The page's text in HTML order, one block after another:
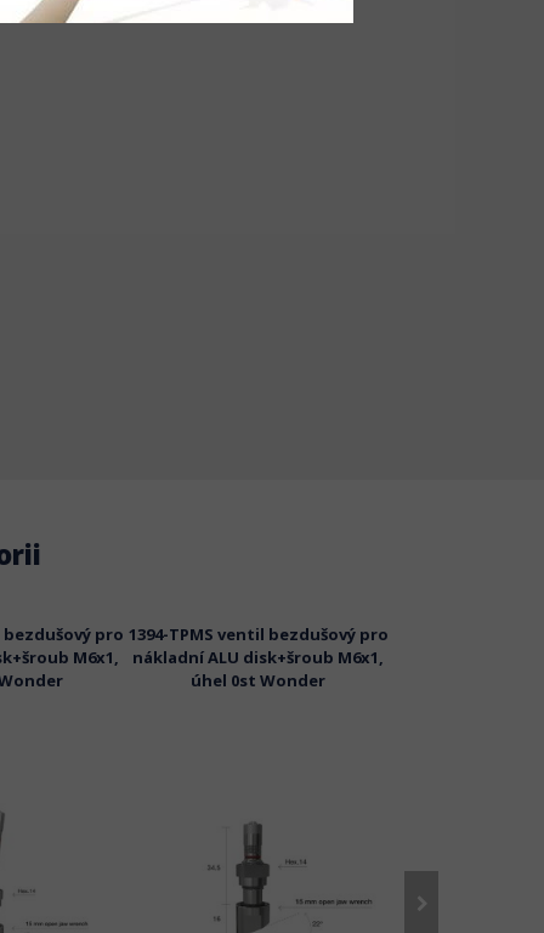
bezdušový pro
M6x1,
1394-TPMS ventil bezdušový pro
nákladní ALU disk+šroub M6x1,
úhel 0st Wonder